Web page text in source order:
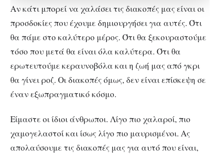
Αν κάτι μπορεί να χαλάσει τις διακοπές μας είναι οι
προσδοκίες που έχουμε δημιουργήσει για αυτές. Ότι
θα πάμε στο καλύτερο μέρος. Ότι θα ξεκουραστούμε
τόσο που μετά θα είναι όλα καλύτερα. Ότι θα
ερωτευτούμε κεραυνοβόλα και η ζωή μας από γκρι
θα γίνει ροζ. Οι διακοπές όμως, δεν είναι επίσκεψη σε
έναν εξωπραγματικό κόσμο.
Είμαστε οι ίδιοι άνθρωποι. Λίγο πιο χαλαροί, πιο
χαμογελαστοί και ίσως λίγο πιο μαυρισμένοι. Ας
απολαύσουμε τις διακοπές μας για αυτό που είναι,